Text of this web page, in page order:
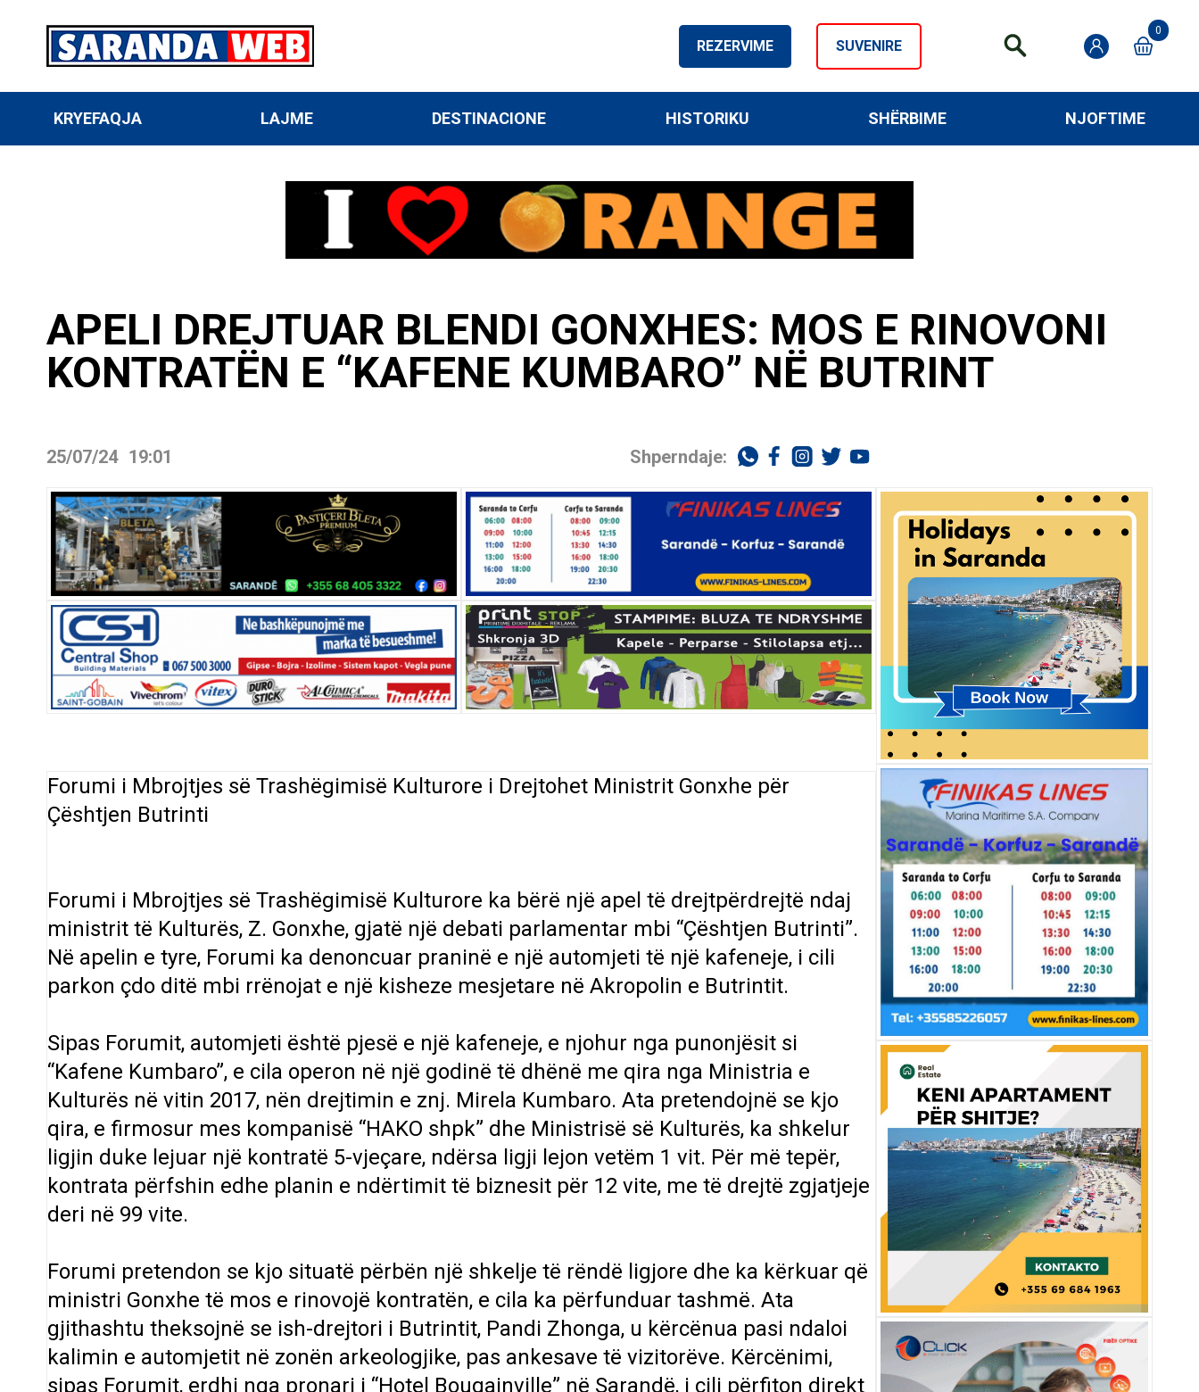
REZERVIME SUVENIRE
0
KRYEFAQJA LAJME DESTINACIONE HISTORIKU SHËRBIME NJOFTIME
APELI DREJTUAR BLENDI GONXHES: MOS E RINOVONI
KONTRATËN E “KAFENE KUMBARO” NË BUTRINT
25/07/24 19:01 Shperndaje:
Forumi i Mbrojtjes së Trashëgimisë Kulturore i Drejtohet Ministrit Gonxhe për
Çështjen Butrinti
Forumi i Mbrojtjes së Trashëgimisë Kulturore ka bërë një apel të drejtpërdrejtë ndaj
ministrit të Kulturës, Z. Gonxhe, gjatë një debati parlamentar mbi “Çështjen Butrinti”.
Në apelin e tyre, Forumi ka denoncuar praninë e një automjeti të një kafeneje, i cili
parkon çdo ditë mbi rrënojat e një kisheze mesjetare në Akropolin e Butrintit.
Sipas Forumit, automjeti është pjesë e një kafeneje, e njohur nga punonjësit si
“Kafene Kumbaro”, e cila operon në një godinë të dhënë me qira nga Ministria e
Kulturës në vitin 2017, nën drejtimin e znj. Mirela Kumbaro. Ata pretendojnë se kjo
qira, e firmosur mes kompanisë “HAKO shpk” dhe Ministrisë së Kulturës, ka shkelur
ligjin duke lejuar një kontratë 5-vjeçare, ndërsa ligji lejon vetëm 1 vit. Për më tepër,
kontrata përfshin edhe planin e ndërtimit të biznesit për 12 vite, me të drejtë zgjatjeje
deri në 99 vite.
Forumi pretendon se kjo situatë përbën një shkelje të rëndë ligjore dhe ka kërkuar që
ministri Gonxhe të mos e rinovojë kontratën, e cila ka përfunduar tashmë. Ata
gjithashtu theksojnë se ish-drejtori i Butrintit, Pandi Zhonga, u kërcënua pasi ndaloi
kalimin e automjetit në zonën arkeologjike, pas ankesave të vizitorëve. Kërcënimi,
sipas Forumit, erdhi nga pronari i “Hotel Bougainville” në Sarandë, i cili përfiton direkt